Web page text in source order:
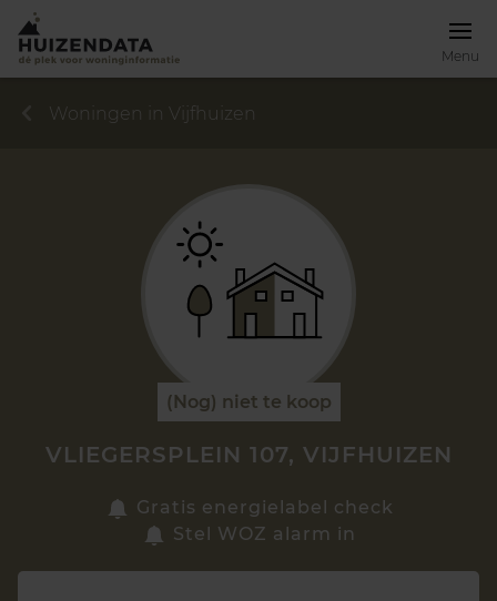
Menu
Zoek een woning
Woningen in Vijfhuizen
(Nog) niet te koop
VLIEGERSPLEIN 107, VIJFHUIZEN
Gratis energielabel check
Stel WOZ alarm in